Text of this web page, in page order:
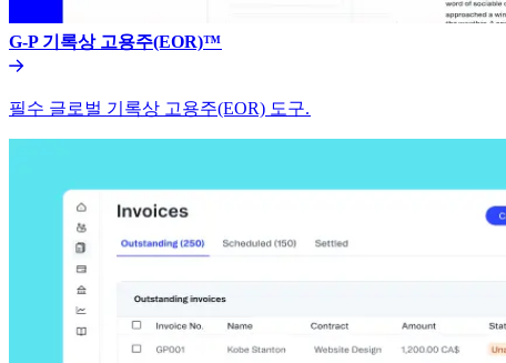
G-P 기록상 고용주(EOR)™​​
필수 글로벌 기록상 고용주(EOR) 도구.​​